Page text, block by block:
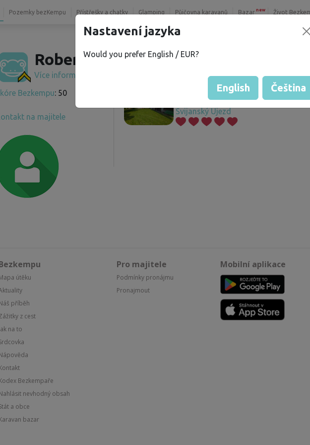
Pozemky bezKempu Přístřešky a chatky Glamping Půjčovna karavanů Bazar new Život
Robert V.
Více informací
Bezkempu: 50
na majitele
Svijanský Újezd
útěku
příběh
z cest
na to
Bezkempaře
nevhodný obsah
a obce
bazar
Pro majitele
Podmínky pronájmu
Pronajmout
Mobilní aplikace
Nastavení jazyka
Would you prefer English / EUR?
English Čeština